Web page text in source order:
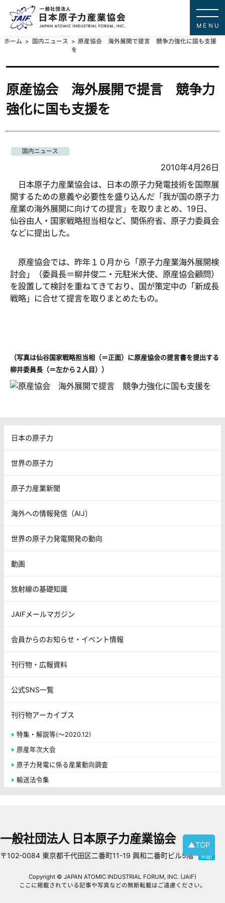
ホーム 国内ニュース
原産協会 海外展開で提言 競争力強化に国も支援
を
原産協会 海外展開で提言 競争力
強化に国も支援を
国内ニュース
2010年4月26日
日本原子力産業協会は、日本の原子力発電技術を国際展
開するための意義や必要性を盛り込んだ「我が国の原子力
産業の海外展開に向けての提言」を取りまとめ、19日、
仙谷由人・国家戦略担当相など、関係府省、原子力委員会
などに提出した。
原産協会では、昨年１０月から「原子力産業海外展開検
討会」（委員長＝柳井俊二・元駐米大使、原産協会顧問）
を設置して検討を重ねてきており、国が策定中の「新成長
戦略」に合せて提言を取りまとめたもの。
（写真は仙谷国家戦略担当相（＝正面）に原産協会の提言書を提出する
柳井委員長（＝左から２人目））
日本の原子力
世界の原子力
原子力産業新聞
海外への情報発信（AIJ）
世界の原子力発電開発の動向
動画
放射線の基礎知識
JAIFメールマガジン
会員からのお知らせ・イベント情報
刊行物・広報資料
公式SNS一覧
刊行物アーカイブス
特集・解説等(～2020.12)
原産年次大会
原子力発電に係る産業動向調査
輸送法令集
▲TOP
一般社団法人 日本原子力産業協会
〒102-0084 東京都千代田区二番町11-19 興和二番町ビル5階
Copyright © JAPAN ATOMIC INDUSTRIAL FORUM, INC. (JAIF)
ここに掲載されている記事や写真などの無断転載はご遠慮ください。